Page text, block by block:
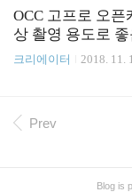
여기 설정이 있더군
에는 꺼져 있더라고
일 동안은 저장되어
다. 얼마 전 방의 구
은 여기 구석이었는
였습니다. 책상을 옮
정했습니다. 예전에
화면 범위 조정하기
OCC 고프로 오픈
상 촬영 용도로 좋
크리에이터 2018. 11.
Prev
Blog is